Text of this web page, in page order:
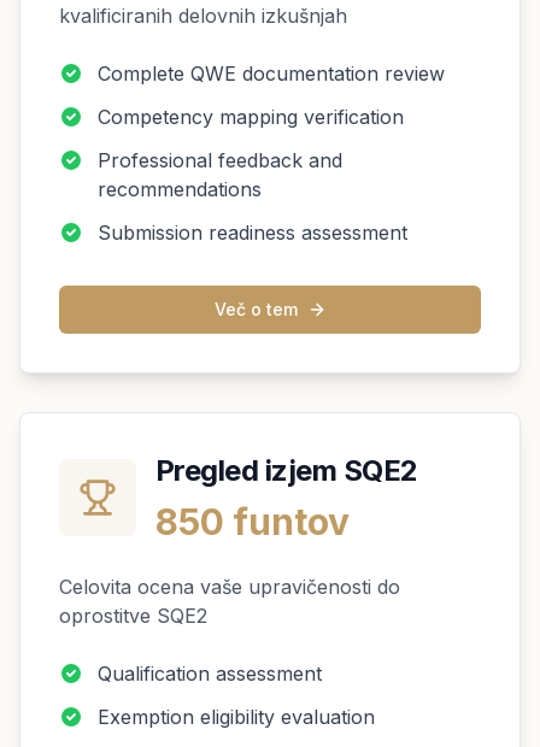
kvalificiranih delovnih izkušnjah
Complete QWE documentation review
Competency mapping verification
Professional feedback and
recommendations
Submission readiness assessment
Več o tem
Pregled izjem SQE2
850 funtov
Celovita ocena vaše upravičenosti do
oprostitve SQE2
Qualification assessment
Exemption eligibility evaluation